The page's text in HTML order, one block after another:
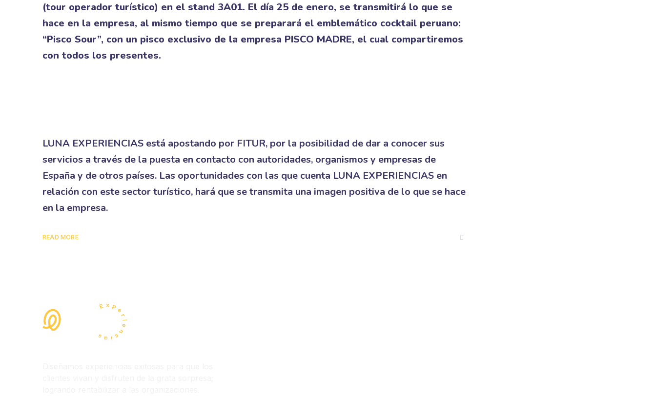
(tour operador turístico) en el stand 3A01. El día 25 de enero, se transmitirá lo que se
hace en la empresa, al mismo tiempo que se preparará el emblemático cocktail peruano:
“Pisco Sour”, con un pisco exclusivo de la empresa PISCO MADRE, el cual compartiremos
con todos los presentes.
LUNA EXPERIENCIAS está apostando por FITUR, por la posibilidad de dar a conocer sus
servicios a través de la puesta en contacto con autoridades, organismos y empresas de
España y de otros países. Las oportunidades con las que cuenta LUNA EXPERIENCIAS en
relación con este sector turístico, hará que se transmita una imagen positiva de lo que se hace
en la empresa.
READ MORE